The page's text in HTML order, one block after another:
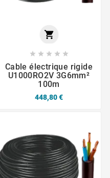

    
Cable électrique rigide
U1000RO2V 3G6mm²
100m
448,80 €